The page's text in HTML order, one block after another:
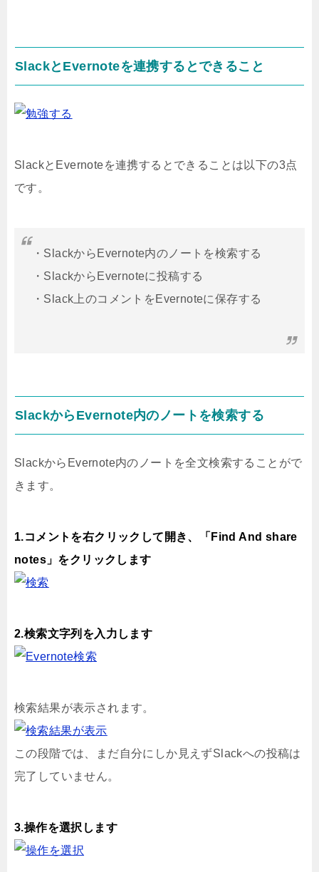
SlackとEvernoteを連携するとできること
SlackとEvernoteを連携するとできることは以下の3点
です。
・SlackからEvernote内のノートを検索する
・SlackからEvernoteに投稿する
・Slack上のコメントをEvernoteに保存する
SlackからEvernote内のノートを検索する
SlackからEvernote内のノートを全文検索することがで
きます。
1.コメントを右クリックして開き、「Find And share
notes」をクリックします
2.検索文字列を入力します
検索結果が表示されます。
この段階では、まだ自分にしか見えずSlackへの投稿は
完了していません。
3.操作を選択します